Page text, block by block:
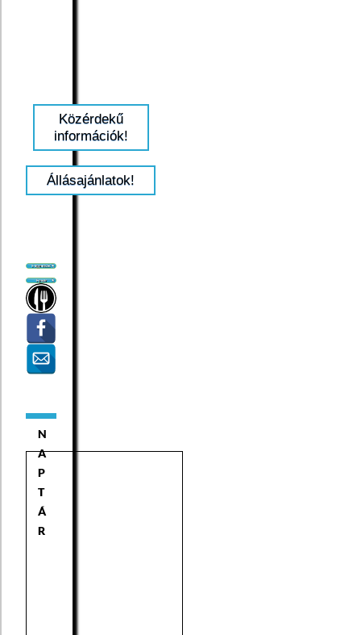
Közérdekű
információk!
Állásajánlatok!
N
A
P
T
Á
R